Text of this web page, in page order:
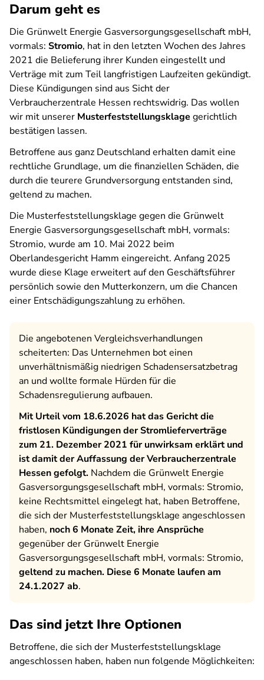
Darum geht es
Die Grünwelt Energie Gasversorgungsgesellschaft mbH,
vormals: Stromio, hat in den letzten Wochen des Jahres
2021 die Belieferung ihrer Kunden eingestellt und
Verträge mit zum Teil langfristigen Laufzeiten gekündigt.
Diese Kündigungen sind aus Sicht der
Verbraucherzentrale Hessen rechtswidrig. Das wollen
wir mit unserer Musterfeststellungsklage gerichtlich
bestätigen lassen.
Betroffene aus ganz Deutschland erhalten damit eine
rechtliche Grundlage, um die finanziellen Schäden, die
durch die teurere Grundversorgung entstanden sind,
geltend zu machen.
Die Musterfeststellungsklage gegen die Grünwelt
Energie Gasversorgungsgesellschaft mbH, vormals:
Stromio, wurde am 10. Mai 2022 beim
Oberlandesgericht Hamm eingereicht. Anfang 2025
wurde diese Klage erweitert auf den Geschäftsführer
persönlich sowie den Mutterkonzern, um die Chancen
einer Entschädigungszahlung zu erhöhen.
Die angebotenen Vergleichsverhandlungen
scheiterten: Das Unternehmen bot einen
unverhältnismäßig niedrigen Schadensersatzbetrag
an und wollte formale Hürden für die
Schadensregulierung aufbauen.
Mit Urteil vom 18.6.2026 hat das Gericht die
fristlosen Kündigungen der Stromlieferverträge
zum 21. Dezember 2021 für unwirksam erklärt und
ist damit der Auffassung der Verbraucherzentrale
Hessen gefolgt. Nachdem die Grünwelt Energie
Gasversorgungsgesellschaft mbH, vormals: Stromio,
keine Rechtsmittel eingelegt hat, haben Betroffene,
die sich der Musterfeststellungsklage angeschlossen
haben, noch 6 Monate Zeit, ihre Ansprüche
gegenüber der Grünwelt Energie
Gasversorgungsgesellschaft mbH, vormals: Stromio,
geltend zu machen. Diese 6 Monate laufen am
24.1.2027 ab.
Das sind jetzt Ihre Optionen
Betroffene, die sich der Musterfeststellungsklage
angeschlossen haben, haben nun folgende Möglichkeiten: